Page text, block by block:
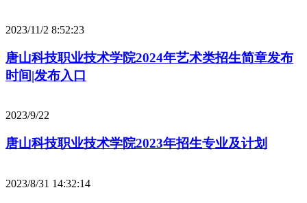
2023/11/2 8:52:23
唐山科技职业技术学院2024年艺术类招生简章发布
时间|发布入口
2023/9/22
唐山科技职业技术学院2023年招生专业及计划
2023/8/31 14:32:14